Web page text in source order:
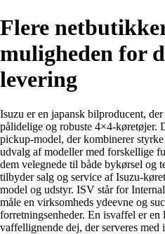
Flere
muligheden for
levering
Isuzu er en japansk bilproducent,
pålidelige og robuste 4×4-køretøjer.
pickup-model, der kombinerer
udvalg af modeller med forskellige
dem velegnede til både bykørsel og
tilbyder salg og service af Isuzu-
model og udstyr. ISV står for
måle en virksomheds ydeevne og
forretningsenheder. En isvaffel er
vaffellignende dej, der serveres med